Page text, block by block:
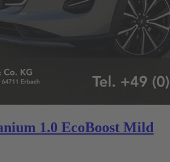
1.0 EcoBoost Mild